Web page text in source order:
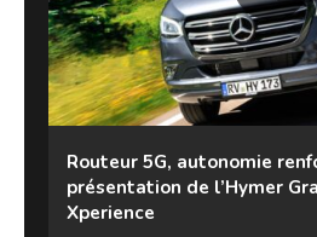
Routeur 5G, autonomie
présentation de l’Hymer
Xperience